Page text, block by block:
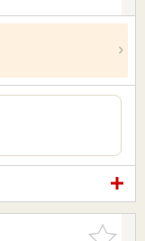
お気に入